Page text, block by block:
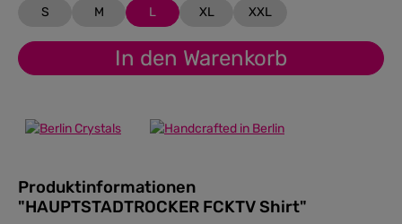
S M L XL XXL
In den Warenkorb
Produktinformationen
"HAUPTSTADTROCKER FCKTV Shirt"